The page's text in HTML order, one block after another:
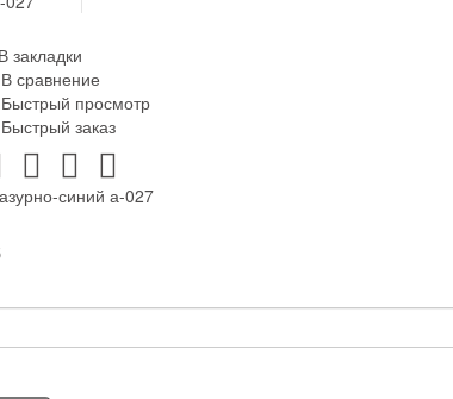
В закладки
В сравнение
Быстрый просмотр
Быстрый заказ
синий а-027